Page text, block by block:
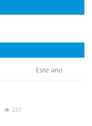
Este ano
237